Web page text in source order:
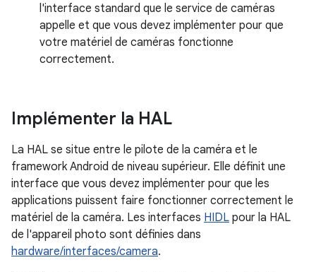
l'interface standard que le service de caméras
appelle et que vous devez implémenter pour que
votre matériel de caméras fonctionne
correctement.
Implémenter la HAL
La HAL se situe entre le pilote de la caméra et le
framework Android de niveau supérieur. Elle définit une
interface que vous devez implémenter pour que les
applications puissent faire fonctionner correctement le
matériel de la caméra. Les interfaces HIDL pour la HAL
de l'appareil photo sont définies dans
hardware/interfaces/camera.